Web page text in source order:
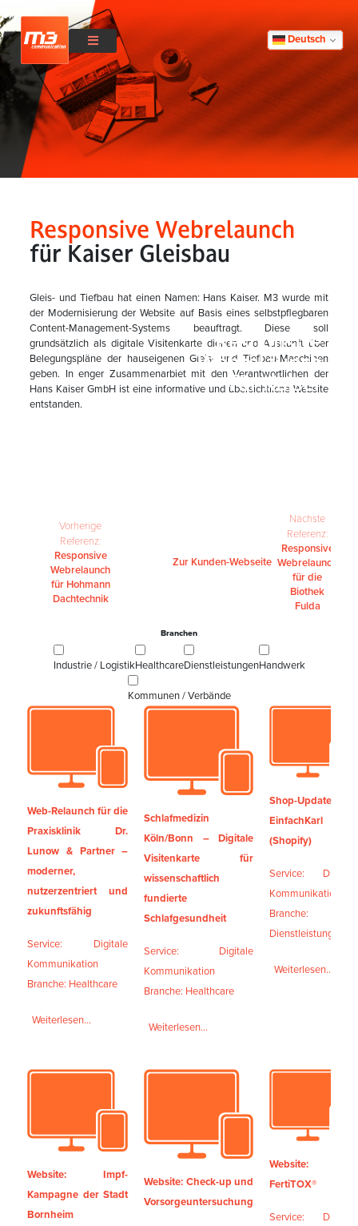
Deutsch
Responsive
Webrelaunch
für Kaiser
Responsive Webrelaunch
für Kaiser Gleisbau
Gleis- und Tiefbau hat einen Namen: Hans Kaiser. M3 wurde mit
der Modernisierung der Website auf Basis eines selbstpflegbaren
Content-Management-Systems beauftragt. Diese soll
grundsätzlich als digitale Visitenkarte dienen und Auskunft über
Belegungspläne der hauseigenen Gleis- und Tiefbau-Maschinen
geben. In enger Zusammenarbiet mit den Verantwortlichen der
Hans Kaiser GmbH ist eine informative und übersichtliche Website
entstanden.
Vorherige
Referenz:
Responsive
Webrelaunch
für Hohmann
Dachtechnik
Zur Kunden-Webseite
Nächste
Referenz:
Responsive
Webrelaunch
für die
Biothek
Fulda
Branchen
Industrie / LogistikHealthcareDienstleistungenHandwerk
Kommunen / Verbände
Web-Relaunch für die
Praxisklinik Dr.
Lunow & Partner –
moderner,
nutzerzentriert und
zukunftsfähig
Service: Digitale
Kommunikation
Branche: Healthcare
Weiterlesen...
Schlafmedizin
Köln/Bonn – Digitale
Visitenkarte für
wissenschaftlich
fundierte
Schlafgesundheit
Service: Digitale
Kommunikation
Branche: Healthcare
Weiterlesen...
Shop-Update
EinfachKarl
(Shopify)
Service: Digitale
Kommunikation
Branche:
Dienstleistungen
Weiterlesen...
Website: Impf-
Kampagne der Stadt
Bornheim
Website: Check-up und
Vorsorgeuntersuchung
Website:
FertiTOX®
Service: Digitale